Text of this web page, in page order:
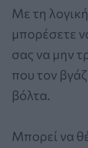
Με τη
μπορέσετε
σας να μην
που τον
βόλτα.
Μπορεί να